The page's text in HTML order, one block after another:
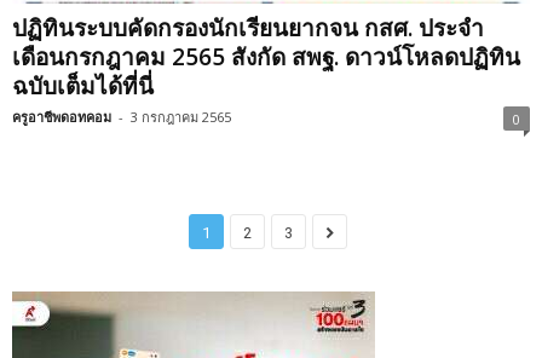
ปฏิทินระบบคัดกรองนักเรียนยากจน กสศ. ประจำ
เดือนกรกฎาคม 2565 สังกัด สพฐ. ดาวน์โหลดปฏิทิน
ฉบับเต็มได้ที่นี่
ครูอาชีพดอทคอม - 3 กรกฎาคม 2565 0
1 2 3